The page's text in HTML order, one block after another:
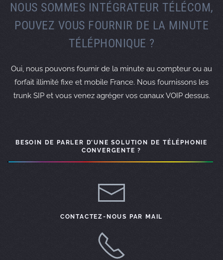
NOUS SOMMES INTÉGRATEUR TÉLÉCOM,
POUVEZ VOUS FOURNIR DE LA MINUTE
TÉLÉPHONIQUE ?
Oui, nous pouvons fournir de la minute au compteur ou au
forfait illimité fixe et mobile France. Nous fournissons les
trunk SIP et vous venez agréger vos canaux VOIP dessus.
BESOIN DE PARLER D’UNE SOLUTION DE TÉLÉPHONIE
CONVERGENTE ?
CONTACTEZ-NOUS PAR MAIL